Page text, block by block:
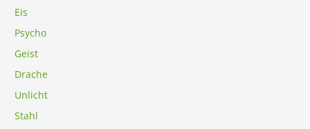
Eis
Psycho
Geist
Drache
Unlicht
Stahl